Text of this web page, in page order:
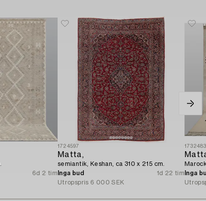
6d 2 tim
1724597
Matta,
semiantik, Keshan, ca 310 x 215 cm.
Inga bud
1d 22 tim
Utropspris 6 000 SEK
Inga